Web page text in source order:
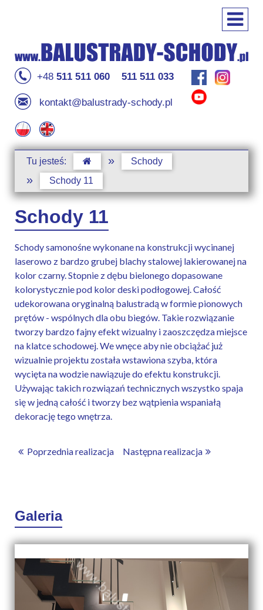
+48 511 511 060 511 511 033
kontakt@balustrady-schody.pl
Tu jesteś: » Schody
» Schody 11
Schody 11
Schody samonośne wykonane na konstrukcji wycinanej
laserowo z bardzo grubej blachy stalowej lakierowanej na
kolor czarny. Stopnie z dębu bielonego dopasowane
kolorystycznie pod kolor deski podłogowej. Całość
udekorowana oryginalną balustradą w formie pionowych
prętów - wspólnych dla obu biegów. Takie rozwiązanie
tworzy bardzo fajny efekt wizualny i zaoszczędza miejsce
na klatce schodowej. We wnęce aby nie obciążać już
wizualnie projektu została wstawiona szyba, która
wycięta na wodzie nawiązuje do efektu konstrukcji.
Używając takich rozwiązań technicznych wszystko spaja
się w jedną całość i tworzy bez wątpienia wspaniałą
dekorację tego wnętrza.
Poprzednia realizacja Następna realizacja
Galeria